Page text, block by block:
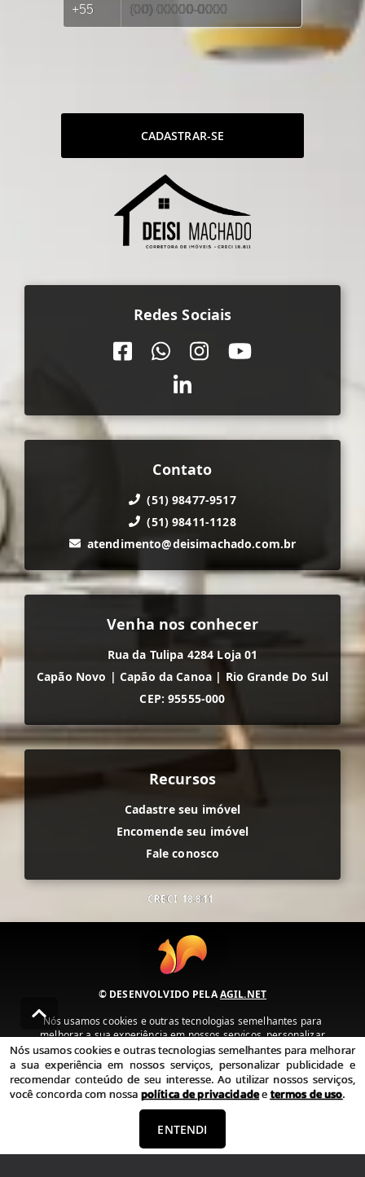
CADASTRAR-SE
Redes Sociais
Contato
(51) 98477-9517
(51) 98411-1128
atendimento@deisimachado.com.br
Venha nos conhecer
Rua da Tulipa 4284 Loja 01
Capão Novo | Capão da Canoa | Rio Grande Do Sul
CEP: 95555-000
Recursos
Cadastre seu imóvel
Encomende seu imóvel
Fale conosco
CRECI 18.811
© DESENVOLVIDO PELAAGIL.NET
Nós usamos cookies e outras tecnologias semelhantes para
melhorar a sua experiência em nossos serviços, personalizar
publicidade e recomendar conteúdo de seu interesse. Ao utilizar
nossos serviços, você concorda com nossa política de privacidade e
termos de uso.
Política de Privacidade Termos de uso
Nós usamos cookies e outras tecnologias semelhantes para melhorar
a sua experiência em nossos serviços, personalizar publicidade e
recomendar conteúdo de seu interesse. Ao utilizar nossos serviços,
você concorda com nossa política de privacidadeetermos de uso.
ENTENDI